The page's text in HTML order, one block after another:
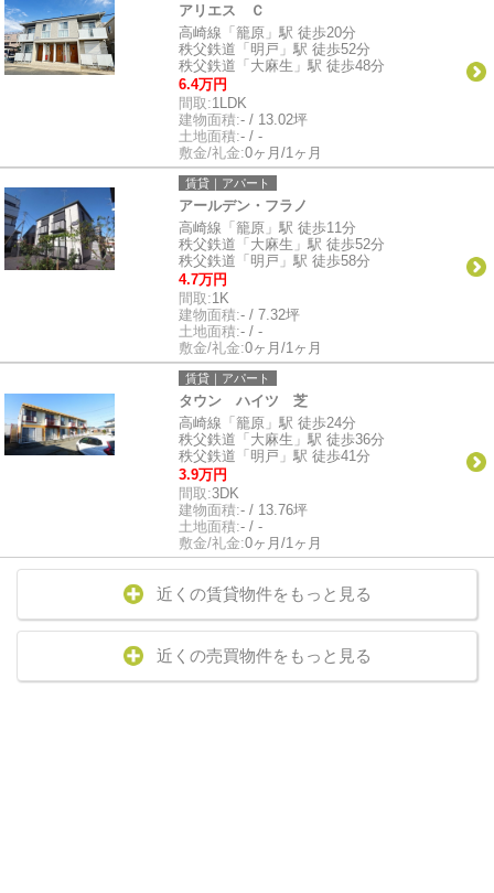
アリエス Ｃ
高崎線「籠原」駅 徒歩20分
秩父鉄道「明戸」駅 徒歩52分
秩父鉄道「大麻生」駅 徒歩48分
6.4万円
間取:1LDK
建物面積:- / 13.02坪
土地面積:- / -
敷金/礼金:0ヶ月/1ヶ月
賃貸｜アパート
アールデン・フラノ
高崎線「籠原」駅 徒歩11分
秩父鉄道「大麻生」駅 徒歩52分
秩父鉄道「明戸」駅 徒歩58分
4.7万円
間取:1K
建物面積:- / 7.32坪
土地面積:- / -
敷金/礼金:0ヶ月/1ヶ月
賃貸｜アパート
タウン ハイツ 芝
高崎線「籠原」駅 徒歩24分
秩父鉄道「大麻生」駅 徒歩36分
秩父鉄道「明戸」駅 徒歩41分
3.9万円
間取:3DK
建物面積:- / 13.76坪
土地面積:- / -
敷金/礼金:0ヶ月/1ヶ月
近くの賃貸物件をもっと見る
近くの売買物件をもっと見る